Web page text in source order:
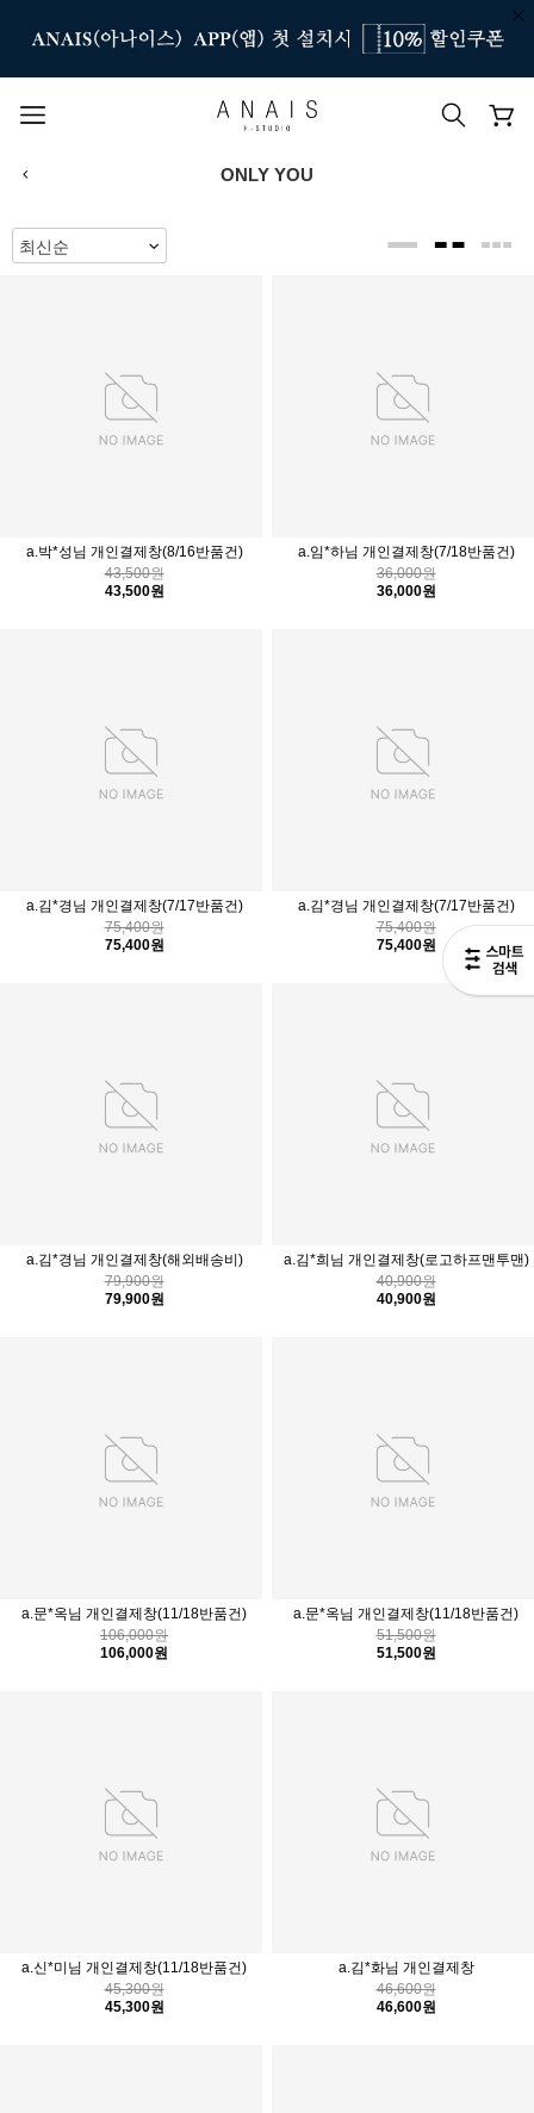
#신상7%할인
ONLY YOU
a.박*성님 개인결제창(8/16반품건)
43,500원
43,500원
a.임*하님 개인결제창(7/18반품건)
36,000원
36,000원
a.김*경님 개인결제창(7/17반품건)
75,400원
75,400원
a.김*경님 개인결제창(7/17반품건)
75,400원
75,400원
a.김*경님 개인결제창(해외배송비)
79,900원
79,900원
a.김*희님 개인결제창(로고하프맨투맨)
40,900원
40,900원
a.문*옥님 개인결제창(11/18반품건)
106,000원
106,000원
a.문*옥님 개인결제창(11/18반품건)
51,500원
51,500원
a.신*미님 개인결제창(11/18반품건)
45,300원
45,300원
a.김*화님 개인결제창
46,600원
46,600원